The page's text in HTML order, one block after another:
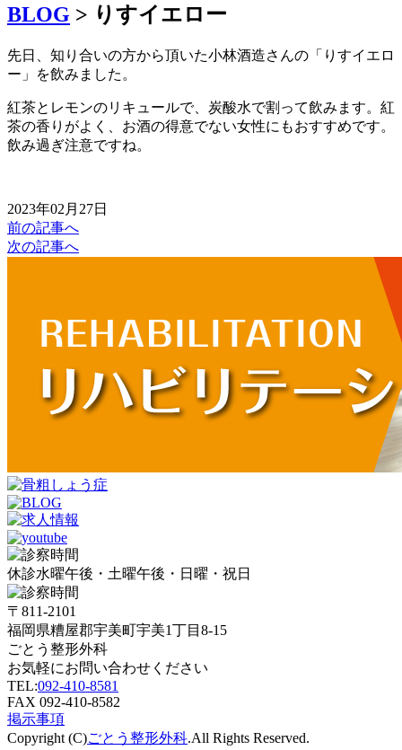
BLOG > りすイエロー
先日、知り合いの方から頂いた小林酒造さんの「りすイエロ
ー」を飲みました。
紅茶とレモンのリキュールで、炭酸水で割って飲みます。紅
茶の香りがよく、お酒の得意でない女性にもおすすめです。
飲み過ぎ注意ですね。
2023年02月27日
前の記事へ
次の記事へ
休診水曜午後・土曜午後・日曜・祝日
〒811-2101
福岡県糟屋郡宇美町宇美1丁目8-15
ごとう整形外科
お気軽にお問い合わせください
TEL:092-410-8581
FAX 092-410-8582
掲示事項
Copyright (C)ごとう整形外科.All Rights Reserved.